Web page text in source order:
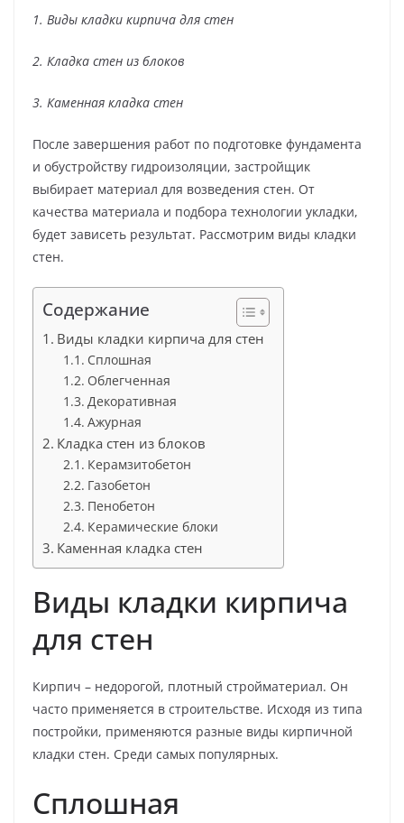
1. Виды кладки кирпича для стен
2. Кладка стен из блоков
3. Каменная кладка стен
После завершения работ по подготовке фундамента
и обустройству гидроизоляции, застройщик
выбирает материал для возведения стен. От
качества материала и подбора технологии укладки,
будет зависеть результат. Рассмотрим виды кладки
стен.
Содержание
Виды кладки кирпича для стен
Сплошная
Облегченная
Декоративная
Ажурная
Кладка стен из блоков
Керамзитобетон
Газобетон
Пенобетон
Керамические блоки
Каменная кладка стен
Виды кладки кирпича
для стен
Кирпич – недорогой, плотный стройматериал. Он
часто применяется в строительстве. Исходя из типа
постройки, применяются разные виды кирпичной
кладки стен. Среди самых популярных.
Сплошная